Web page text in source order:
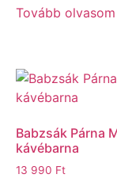
Tovább olvasom
Babzsák Párna
kávébarna
13 990 Ft